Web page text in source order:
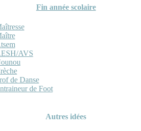
Fin année scolaire
AVS
de Danse
de Foot
Autres idées